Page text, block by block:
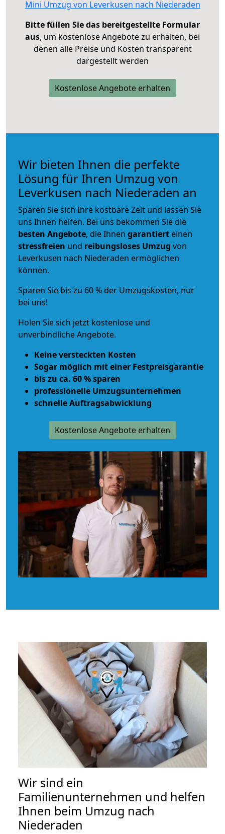
Mini Umzug von Leverkusen nach Niederaden
Bitte füllen Sie das bereitgestellte Formular
aus, um kostenlose Angebote zu erhalten, bei
denen alle Preise und Kosten transparent
dargestellt werden
Kostenlose Angebote erhalten
Wir bieten Ihnen die perfekte
Lösung für Ihren Umzug von
Leverkusen nach Niederaden an
Sparen Sie sich Ihre kostbare Zeit und lassen Sie
uns Ihnen helfen. Bei uns bekommen Sie die
besten Angebote, die Ihnen garantiert einen
stressfreien und reibungsloses Umzug von
Leverkusen nach Niederaden ermöglichen
können.
Sparen Sie bis zu 60 % der Umzugskosten, nur
bei uns!
Holen Sie sich jetzt kostenlose und
unverbindliche Angebote.
Keine versteckten Kosten
Sogar möglich mit einer Festpreisgarantie
bis zu ca. 60 % sparen
professionelle Umzugsunternehmen
schnelle Auftragsabwicklung
Kostenlose Angebote erhalten
Wir sind ein
Familienunternehmen und helfen
Ihnen beim Umzug nach
Niederaden